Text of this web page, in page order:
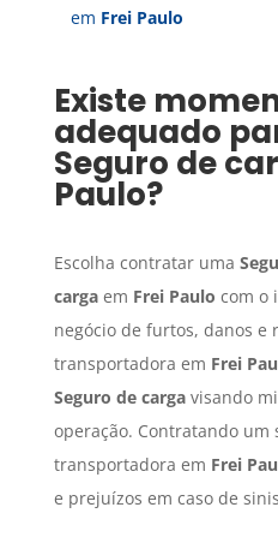
em Frei Paulo
Existe
adequado
Seguro de
Paulo?
Escolha contratar uma
cargaem Frei Paulo com o
negócio de furtos, danos e
transportadora em Frei
Seguro de cargavisando
operação. Contratando um
transportadora em Frei
e prejuízos em caso de